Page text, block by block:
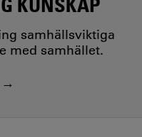
samhällsviktiga
med samhället.